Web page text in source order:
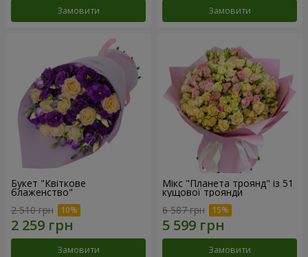
Замовити Замовити
Букет "Квіткове
блаженство"
2 510 грн
Замовити
Мікс "Планета троянд" із 51
кущової троянди
6 587 грн
Замовити